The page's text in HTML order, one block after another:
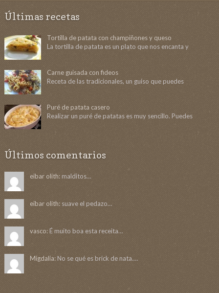
Últimas recetas
Tortilla de patata con champiñones y queso
La tortilla de patata es un plato que nos encanta y
Carne guisada con fideos
Receta de las tradicionales, un guiso que puedes
Puré de patata casero
Realizar un puré de patatas es muy sencillo. Puedes
Últimos comentarios
eibar olith:malditos…
eibar olith:suave el pedazo…
vasco:É muito boa esta receita…
Migdalia:No se qué es brick de nata.…